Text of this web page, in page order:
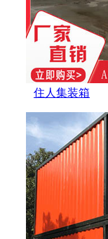
住人集装箱